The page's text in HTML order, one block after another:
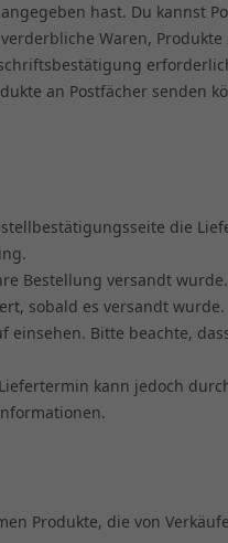
hast. Du kannst
Waren,
an Postfächer senden
die
Bestellung versandt wurde.
sobald es versandt
Bitte beachte,
kann jedoch
Produkte, die von